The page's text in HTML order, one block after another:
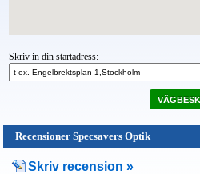
Skriv in din startadress:
Recensioner Specsavers Optik
Skriv recension »